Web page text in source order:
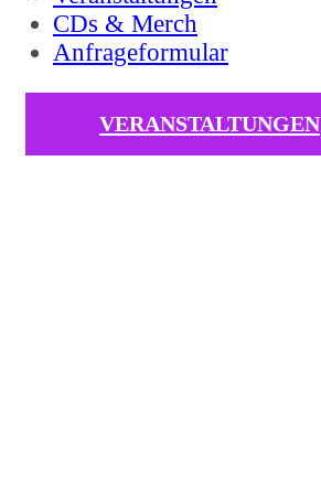
CDs & Merch
Anfrageformular
VERANSTALTUNGEN